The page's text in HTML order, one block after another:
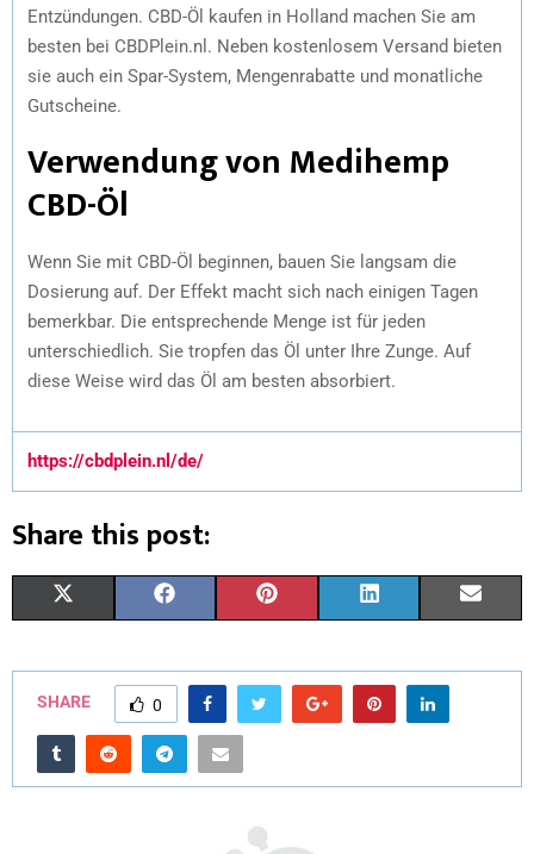
Entzündungen. CBD-Öl kaufen in Holland machen Sie am
besten bei CBDPlein.nl. Neben kostenlosem Versand bieten
sie auch ein Spar-System, Mengenrabatte und monatliche
Gutscheine.
Verwendung von Medihemp
CBD-Öl
Wenn Sie mit CBD-Öl beginnen, bauen Sie langsam die
Dosierung auf. Der Effekt macht sich nach einigen Tagen
bemerkbar. Die entsprechende Menge ist für jeden
unterschiedlich. Sie tropfen das Öl unter Ihre Zunge. Auf
diese Weise wird das Öl am besten absorbiert.
https://cbdplein.nl/de/
Share this post:
I
C
E
B
N
T
N
K
SHARE 0